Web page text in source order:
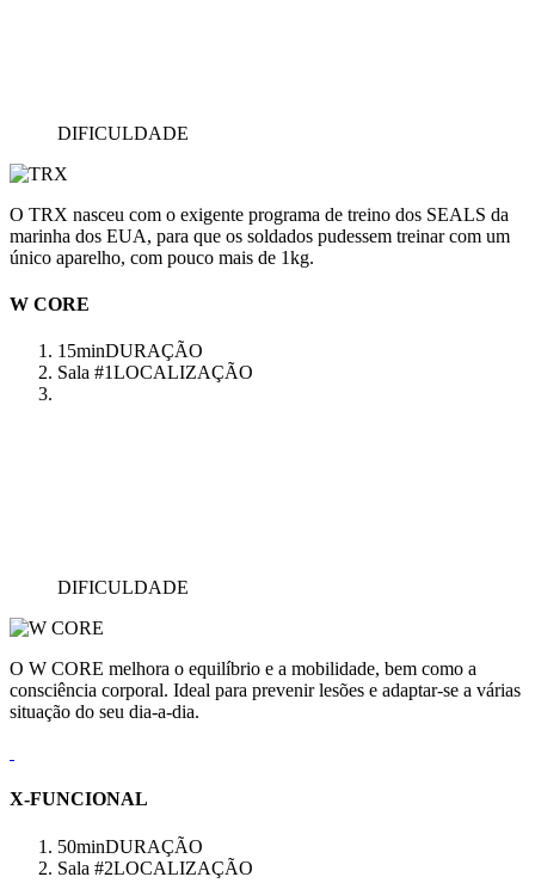
DIFICULDADE
O TRX nasceu com o exigente programa de treino dos SEALS da
marinha dos EUA, para que os soldados pudessem treinar com um
único aparelho, com pouco mais de 1kg.
W CORE
15minDURAÇÃO
Sala #1LOCALIZAÇÃO
DIFICULDADE
O W CORE melhora o equilíbrio e a mobilidade, bem como a
consciência corporal. Ideal para prevenir lesões e adaptar-se a várias
situação do seu dia-a-dia.
X-FUNCIONAL
50minDURAÇÃO
Sala #2LOCALIZAÇÃO